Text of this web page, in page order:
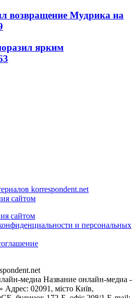
возвращение Мудрика на
ярким
korrespondent.net
сайтом
сайтом
и персональных
медиа Название онлайн-медиа -
Адрес: 02091, місто Київ,